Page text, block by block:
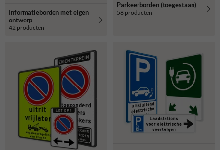
Informatieborden met eigen
ontwerp
42 producten
Parkeerborden (toegestaan)
58 producten